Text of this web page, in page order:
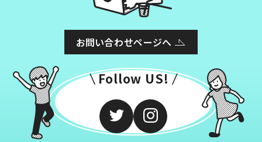
お問い合わせページへ
Follow US!